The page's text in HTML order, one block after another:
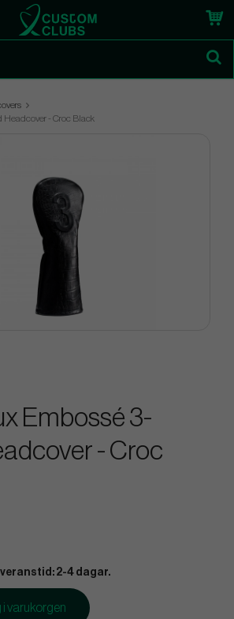
Headcover - Croc Black
Embossé 3-
- Croc
2-4 dagar.
i varukorgen